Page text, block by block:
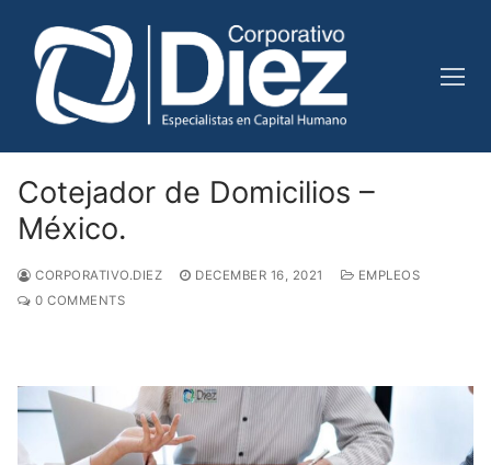
content
Cotejador de Domicilios –
México.
CORPORATIVO.DIEZ DECEMBER 16, 2021
EMPLEOS
0 COMMENTS